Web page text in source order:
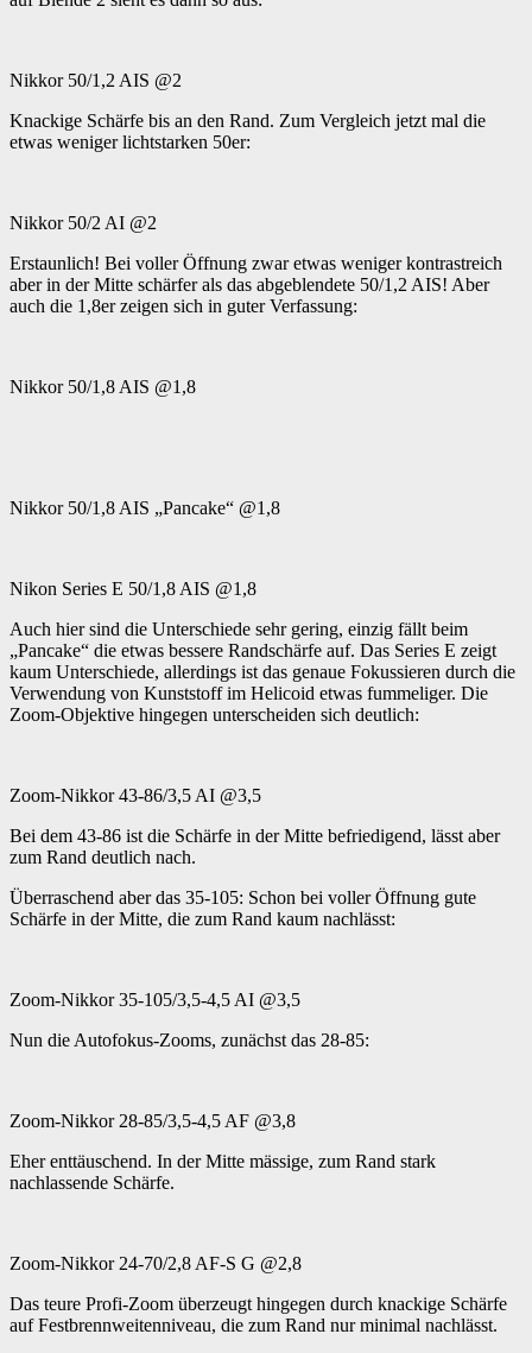
Nikkor 50/1,2 AIS @2
Knackige Schärfe bis an den Rand. Zum Vergleich jetzt mal die
etwas weniger lichtstarken 50er:
Nikkor 50/2 AI @2
Erstaunlich! Bei voller Öffnung zwar etwas weniger kontrastreich
aber in der Mitte schärfer als das abgeblendete 50/1,2 AIS! Aber
auch die 1,8er zeigen sich in guter Verfassung:
Nikkor 50/1,8 AIS @1,8
Nikkor 50/1,8 AIS „Pancake“ @1,8
Nikon Series E 50/1,8 AIS @1,8
Auch hier sind die Unterschiede sehr gering, einzig fällt beim
„Pancake“ die etwas bessere Randschärfe auf. Das Series E zeigt
kaum Unterschiede, allerdings ist das genaue Fokussieren durch die
Verwendung von Kunststoff im Helicoid etwas fummeliger. Die
Zoom-Objektive hingegen unterscheiden sich deutlich:
Zoom-Nikkor 43-86/3,5 AI @3,5
Bei dem 43-86 ist die Schärfe in der Mitte befriedigend, lässt aber
zum Rand deutlich nach.
Überraschend aber das 35-105: Schon bei voller Öffnung gute
Schärfe in der Mitte, die zum Rand kaum nachlässt:
Zoom-Nikkor 35-105/3,5-4,5 AI @3,5
Nun die Autofokus-Zooms, zunächst das 28-85:
Zoom-Nikkor 28-85/3,5-4,5 AF @3,8
Eher enttäuschend. In der Mitte mässige, zum Rand stark
nachlassende Schärfe.
Zoom-Nikkor 24-70/2,8 AF-S G @2,8
Das teure Profi-Zoom überzeugt hingegen durch knackige Schärfe
auf Festbrennweitenniveau, die zum Rand nur minimal nachlässt.